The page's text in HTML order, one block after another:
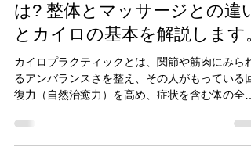
カイロプラクティック治療と
は? 整体とマッサージとの違い
とカイロの基本を解説します
カイロプラクティックとは、関節や筋肉にみられ
るアンバランスさを整え、その人がもっている回
復力（自然治癒力）を高め、症状を含む体の全体